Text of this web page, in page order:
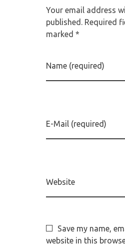
Your email address
published. Required
marked *
Name (required)
E-Mail (required)
Website
Save my name,
website in this